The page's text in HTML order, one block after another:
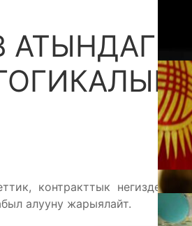
контракттык негизде
алууну жарыялайт.